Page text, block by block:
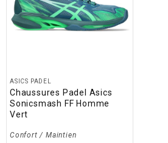
ASICS PADEL
Chaussures Padel Asics
Sonicsmash FF Homme
Vert
Confort / Maintien